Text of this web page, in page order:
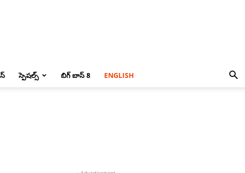
స్పెషల్స్ బిగ్ బాస్ 8 ENGLISH